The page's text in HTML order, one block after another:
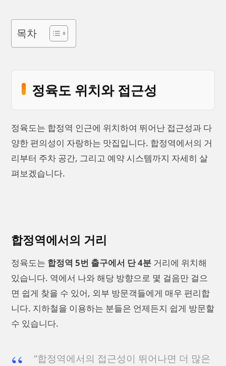
목차
정육도 위치와 접근성
정육도는 합정역 인근에 위치하여 뛰어난 접근성과 다
양한 편의성이 자랑하는 맛집입니다. 합정역에서의 거
리부터 주차 공간, 그리고 예약 시스템까지 자세히 살
펴보겠습니다.
합정역에서의 거리
정육도는 합정역 5번 출구에서 단 4분 거리에 위치해
있습니다. 역에서 나와 해당 방향으로 몇 걸음만 걸으
면 쉽게 찾을 수 있어, 외부 방문객들에게 매우 편리합
니다. 지하철을 이용하는 분들은 언제든지 쉽게 방문할
수 있습니다.
“합정역에서의 접근성이 뛰어나면 더 많은